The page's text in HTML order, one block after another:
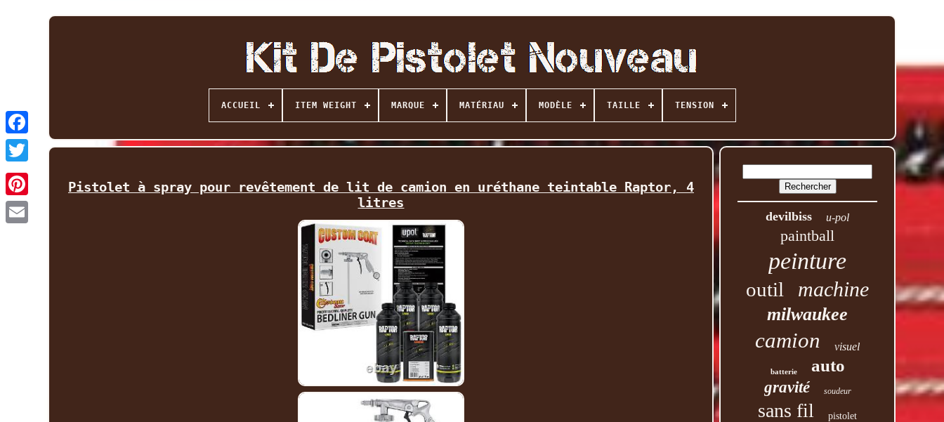
Facebook
Twitter
ACCUEIL ITEM WEIGHT MARQUE MATÉRIAU MODÈLE TAILLE TENSION
Pistolet à spray pour revêtement de lit de camion en uréthane teintable Raptor, 4
litres
devilbiss u-pol
paintball
peinture
outil machine
milwaukee
camion visuel
batterie auto
gravité soudeur
sans fil pistolet